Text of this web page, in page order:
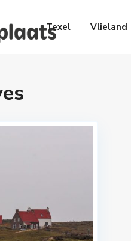
Texel Vlieland